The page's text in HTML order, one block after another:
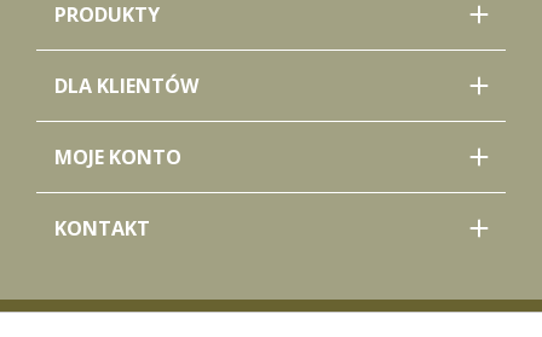
PRODUKTY
DLA KLIENTÓW
MOJE KONTO
KONTAKT